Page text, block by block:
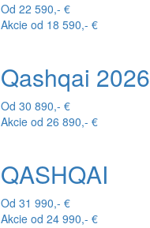
Od 22 590,- €
Akcie od 18 590,- €
Qashqai 2026
Od 30 890,- €
Akcie od 26 890,- €
QASHQAI
Od 31 990,- €
Akcie od 24 990,- €